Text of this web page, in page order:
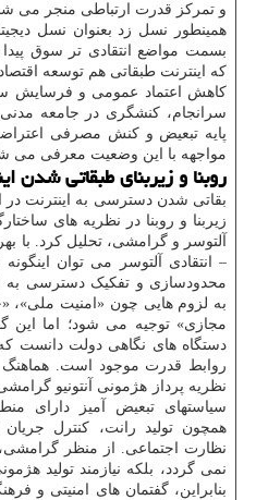
و تمرکز قدرت ارتباطی منجر می
همینطور نسل زد بعنوان نسل
بسمت مواضع انتقادی تر سوق
که اینترنت طبقاتی هم توسعه
کاهش اعتماد عمومی و فرسایش
سرانجام، کنشگری در جامعه مدنی
پایه تبعیض و کنش مصرفی
مواجهه با این وضعیت معرفی می
روبنا و زیربنای طبقاتی شدن
بقاتی شدن دسترسی به اینترنت در
زیربنا و روبنا در نظریه های
آلتوسر و گرامشی، تحلیل کرد. با
– انتقادی آلتوسر می توان
محدودسازی و تفکیک دسترسی به
به لزوم هایی چون «امنیت ملی»،
مجازی» توجیه می شود؛ اما این
دستگاه های نگاهی دولت دانست
روابط قدرت موجود است. هماهنگ
نظریه پرداز هژمونی آنتونیو
سیاستهای تبعیض آمیز دارای
همچون تولید رانت، کنترل
نظارت اجتماعی. از منظر
نمی گردد، بلکه نیازمند تولید
بنابراین، گفتمان های امنیتی و